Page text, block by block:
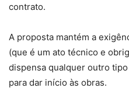
contrato.
A proposta mantém a
(que é um ato técnico e
dispensa qualquer outro
para dar início às obras.